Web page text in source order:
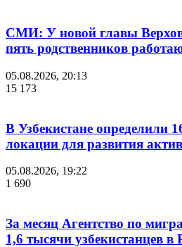
СМИ: У новой главы
пять родственников
05.08.2026, 20:13
15 173
В Узбекистане определили
локации для развития
05.08.2026, 19:22
1 690
За месяц Агентство по
1,6 тысячи узбекистанцев в